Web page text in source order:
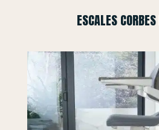
ESCALES